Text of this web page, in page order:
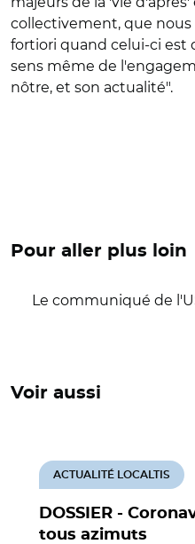
collectivement, que nous
fortiori quand celui-ci est
sens même de
nôtre, et son actualité".
Pour aller plus loin
Le communiqué de
Voir aussi
DOSSIER -
tous azimuts
ACTUALITÉ LOCALTIS